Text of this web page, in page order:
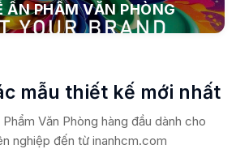
ẤN PHẨM VĂN PHÒNG
mẫu thiết kế mới nhất
Văn Phòng hàng đầu dành cho
nghiệp đến từ inanhcm.com